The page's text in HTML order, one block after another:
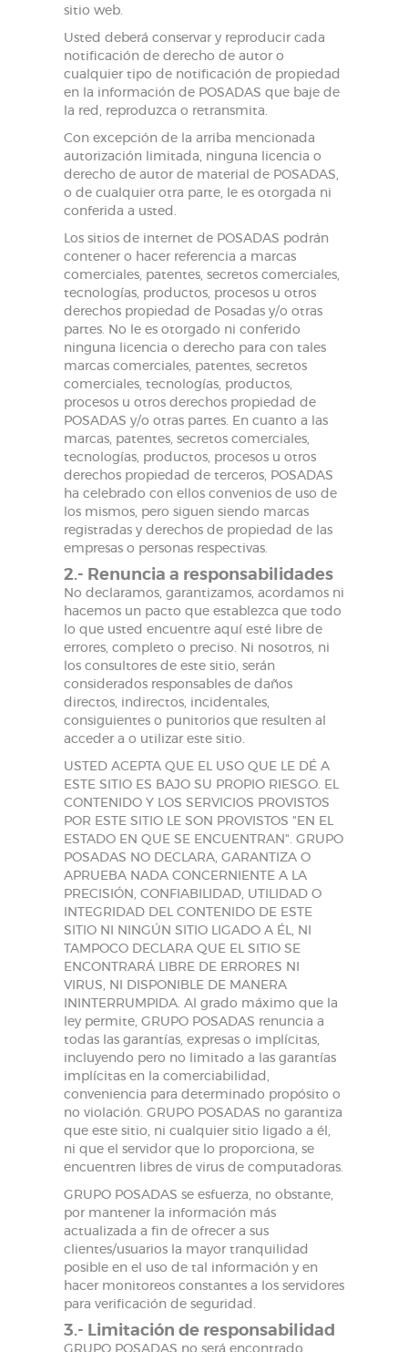
sitio web.
Usted deberá conservar y reproducir cada
notificación de derecho de autor o
cualquier tipo de notificación de propiedad
en la información de POSADAS que baje de
la red, reproduzca o retransmita.
Con excepción de la arriba mencionada
autorización limitada, ninguna licencia o
derecho de autor de material de POSADAS,
o de cualquier otra parte, le es otorgada ni
conferida a usted.
Los sitios de internet de POSADAS podrán
contener o hacer referencia a marcas
comerciales, patentes, secretos comerciales,
tecnologías, productos, procesos u otros
derechos propiedad de Posadas y/o otras
partes. No le es otorgado ni conferido
ninguna licencia o derecho para con tales
marcas comerciales, patentes, secretos
comerciales, tecnologías, productos,
procesos u otros derechos propiedad de
POSADAS y/o otras partes. En cuanto a las
marcas, patentes, secretos comerciales,
tecnologías, productos, procesos u otros
derechos propiedad de terceros, POSADAS
ha celebrado con ellos convenios de uso de
los mismos, pero siguen siendo marcas
registradas y derechos de propiedad de las
empresas o personas respectivas.
2.- Renuncia a responsabilidades
No declaramos, garantizamos, acordamos ni
hacemos un pacto que establezca que todo
lo que usted encuentre aquí esté libre de
errores, completo o preciso. Ni nosotros, ni
los consultores de este sitio, serán
considerados responsables de daños
directos, indirectos, incidentales,
consiguientes o punitorios que resulten al
acceder a o utilizar este sitio.
USTED ACEPTA QUE EL USO QUE LE DÉ A
ESTE SITIO ES BAJO SU PROPIO RIESGO. EL
CONTENIDO Y LOS SERVICIOS PROVISTOS
POR ESTE SITIO LE SON PROVISTOS "EN EL
ESTADO EN QUE SE ENCUENTRAN". GRUPO
POSADAS NO DECLARA, GARANTIZA O
APRUEBA NADA CONCERNIENTE A LA
PRECISIÓN, CONFIABILIDAD, UTILIDAD O
INTEGRIDAD DEL CONTENIDO DE ESTE
SITIO NI NINGÚN SITIO LIGADO A ÉL, NI
TAMPOCO DECLARA QUE EL SITIO SE
ENCONTRARÁ LIBRE DE ERRORES NI
VIRUS, NI DISPONIBLE DE MANERA
ININTERRUMPIDA. Al grado máximo que la
ley permite, GRUPO POSADAS renuncia a
todas las garantías, expresas o implícitas,
incluyendo pero no limitado a las garantías
implícitas en la comerciabilidad,
conveniencia para determinado propósito o
no violación. GRUPO POSADAS no garantiza
que este sitio, ni cualquier sitio ligado a él,
ni que el servidor que lo proporciona, se
encuentren libres de virus de computadoras.
GRUPO POSADAS se esfuerza, no obstante,
por mantener la información más
actualizada a fin de ofrecer a sus
clientes/usuarios la mayor tranquilidad
posible en el uso de tal información y en
hacer monitoreos constantes a los servidores
para verificación de seguridad.
3.- Limitación de responsabilidad
GRUPO POSADAS no será encontrado